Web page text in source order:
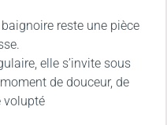
reste une pièce
elle s’invite sous
de douceur, de
volupté